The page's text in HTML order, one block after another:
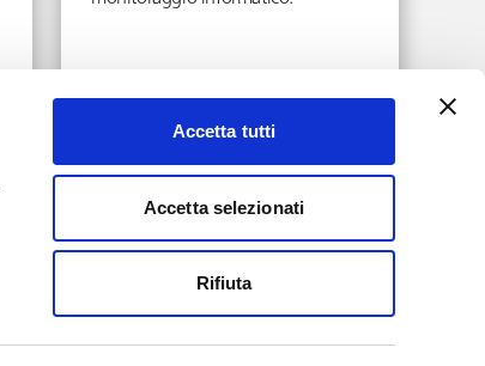
Accetta tutti
Accetta selezionati
Rifiuta
YouTube
LinkedIn